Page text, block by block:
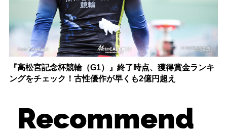
『高松宮記念杯競輪（G1）』終了時点、獲得賞金ランキ
ングをチェック！古性優作が早くも2億円超え
Recommend